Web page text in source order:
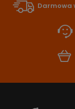
Darmowa